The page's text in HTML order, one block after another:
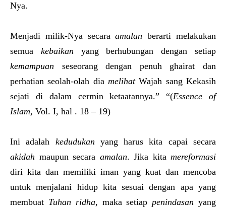
Nya.
Menjadi milik-Nya secaraamalan berarti melakukan
semua kebaikan yang berhubungan dengan setiap
kemampuan seseorang dengan penuh ghairat dan
perhatian seolah-olah dia melihatWajah sang Kekasih
sejati di dalam cermin ketaatannya.” “(Essence of
Islam, Vol. I, hal . 18 – 19)
Ini adalah kedudukan yang harus kita capai secara
akidah maupun secara amalan. Jika kita mereformasi
diri kita dan memiliki iman yang kuat dan mencoba
untuk menjalani hidup kita sesuai dengan apa yang
membuat Tuhan ridha, maka setiappenindasan yang